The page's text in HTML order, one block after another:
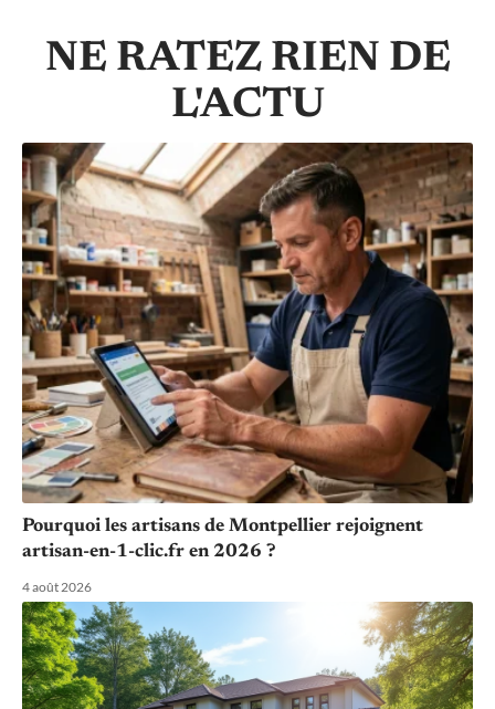
NE RATEZ RIEN DE
L'ACTU
Pourquoi les artisans de Montpellier rejoignent
artisan-en-1-clic.fr en 2026 ?
4 août 2026